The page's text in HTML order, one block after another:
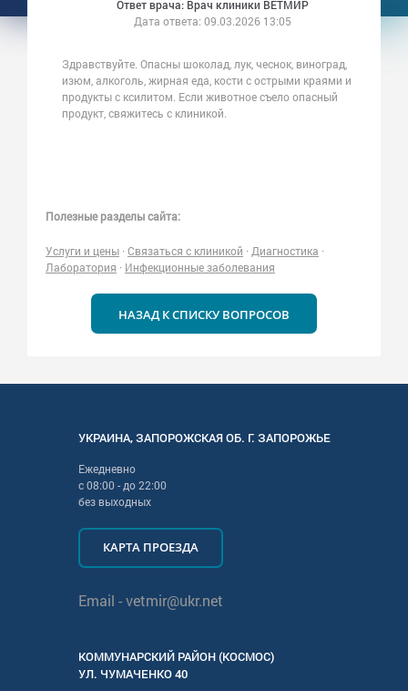
Ответ врача: Врач клиники ВЕТМИР
Дата ответа: 09.03.2026 13:05
Здравствуйте. Опасны шоколад, лук, чеснок, виноград,
изюм, алкоголь, жирная еда, кости с острыми краями и
продукты с ксилитом. Если животное съело опасный
продукт, свяжитесь с клиникой.
Полезные разделы сайта:
Услуги и цены · Связаться с клиникой · Диагностика ·
Лаборатория · Инфекционные заболевания
НАЗАД К СПИСКУ ВОПРОСОВ
УКРАИНА,ЗАПОРОЖСКАЯОБ. Г. ЗАПОРОЖЬЕ
Ежедневно
с08:00 - до22:00
без выходных
КАРТА ПРОЕЗДА
Email -vetmir@ukr.net
КОММУНАРСКИЙ РАЙОН (КОСМОС)
УЛ. ЧУМАЧЕНКО 40